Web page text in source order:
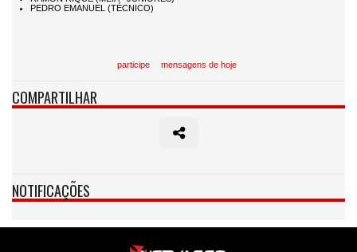
participe mensagens de hoje
COMPARTILHAR
NOTIFICAÇÕES